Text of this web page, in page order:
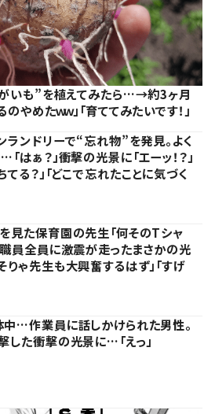
いも”を植えてみたら…→約3ヶ月
やめたｗｗ」「育ててみたいです！」
ランドリーで“忘れ物”を発見。よく
はぁ？」衝撃の光景に「エーッ！？」
てる？」「どこで忘れたことに気づく
見た保育園の先生「何そのTシャ
職員全員に激震が走ったまさかの光
りゃ先生も大興奮するはず」「すげ
…作業員に話しかけられた男性。
した衝撃の光景に…「えっ」